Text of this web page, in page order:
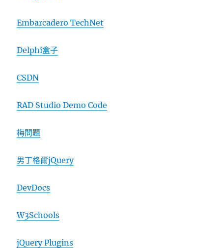
Embarcadero TechNet
Delphi盒子
CSDN
RAD Studio Demo Code
梅問題
男丁格爾jQuery
DevDocs
W3Schools
jQuery Plugins